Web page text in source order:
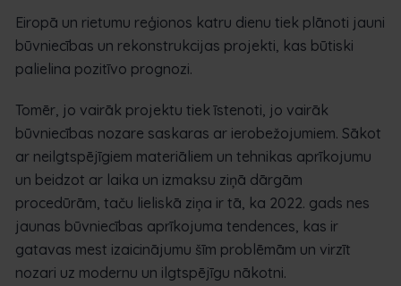
Eiropā un rietumu reģionos katru dienu tiek plānoti jauni
būvniecības un rekonstrukcijas projekti, kas būtiski
palielina pozitīvo prognozi.
Tomēr, jo vairāk projektu tiek īstenoti, jo vairāk
būvniecības nozare saskaras ar ierobežojumiem. Sākot
ar neilgtspējīgiem materiāliem un tehnikas aprīkojumu
un beidzot ar laika un izmaksu ziņā dārgām
procedūrām, taču lieliskā ziņa ir tā, ka 2022. gads nes
jaunas būvniecības aprīkojuma tendences, kas ir
gatavas mest izaicinājumu šīm problēmām un virzīt
nozari uz modernu un ilgtspējīgu nākotni.